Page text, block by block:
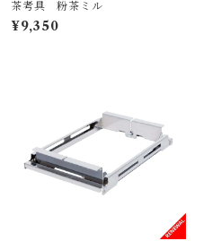
茶考具 粉茶ミル
¥9,350